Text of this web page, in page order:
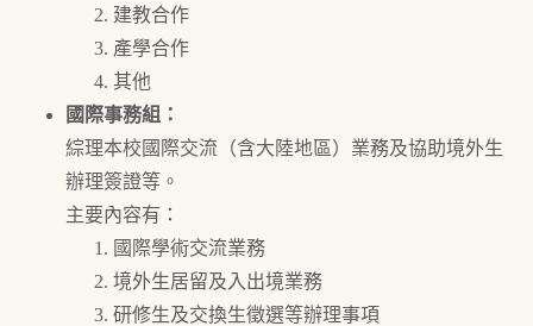
建教合作
產學合作
其他
國際事務組：
綜理本校國際交流（含大陸地區）業務及協助境外生
辦理簽證等。
主要內容有：
國際學術交流業務
境外生居留及入出境業務
研修生及交換生徵選等辦理事項